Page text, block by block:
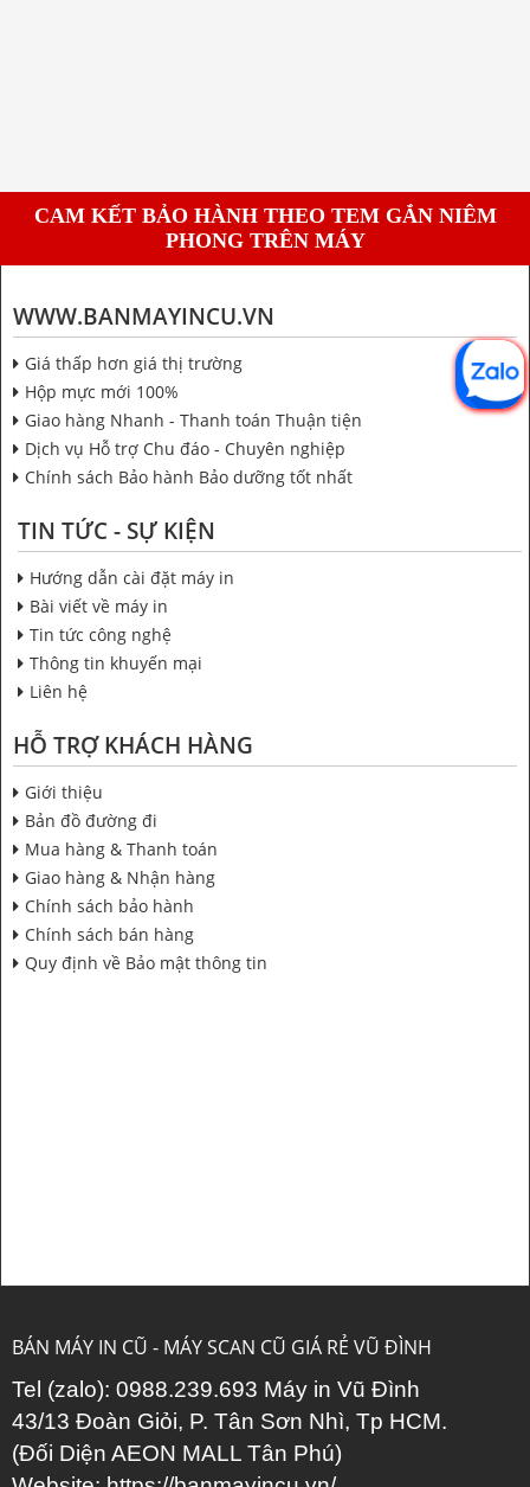
CAM KẾT BẢO HÀNH THEO TEM GẮN NIÊM
PHONG TRÊN MÁY
WWW.BANMAYINCU.VN
Giá thấp hơn giá thị trường
Hộp mực mới 100%
Giao hàng Nhanh - Thanh toán Thuận tiện
Dịch vụ Hỗ trợ Chu đáo - Chuyên nghiệp
Chính sách Bảo hành Bảo dưỡng tốt nhất
TIN TỨC - SỰ KIỆN
Hướng dẫn cài đặt máy in
Bài viết về máy in
Tin tức công nghệ
Thông tin khuyến mại
Liên hệ
HỖ TRỢ KHÁCH HÀNG
Giới thiệu
Bản đồ đường đi
Mua hàng & Thanh toán
Giao hàng & Nhận hàng
Chính sách bảo hành
Chính sách bán hàng
Quy định về Bảo mật thông tin
BÁN MÁY IN CŨ - MÁY SCAN CŨ GIÁ RẺ VŨ ĐÌNH
Tel (zalo): 0988.239.693 Máy in Vũ Đình
43/13 Đoàn Giỏi, P. Tân Sơn Nhì, Tp HCM.
(Đối Diện AEON MALL Tân Phú)